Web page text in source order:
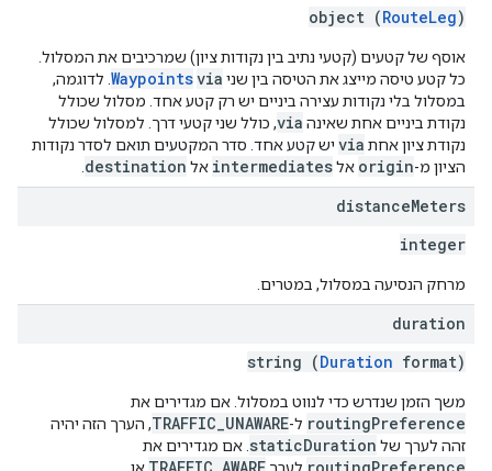
object (RouteLeg)
אוסף של קטעים (קטעי נתיב בין נקודות ציון) שמרכיבים את המסלול.
כל קטע טיסה מייצג את הטיסה בין שני via
Waypoints . לדוגמה,
במסלול בלי נקודות עצירה ביניים יש רק קטע אחד. מסלול שכולל
נקודת ביניים אחת שאינה via, כולל שני קטעי דרך. למסלול שכולל
נקודת ציון אחת via יש קטע אחד. סדר המקטעים תואם לסדר נקודות
הציון מ-origin אלintermediates אל destination
distanceMeters
integer
מרחק הנסיעה במסלול, במטרים.
duration
string (Duration format)
משך הזמן שנדרש כדי לנווט במסלול. אם מגדירים את
routingPreference ל-TRAFFIC_UNAWARE, הערך הזה יהיה
זהה לערך של staticDuration . אם מגדירים את